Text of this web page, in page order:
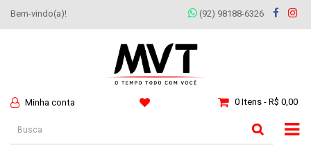
Bem-vindo(a)! (92) 98188-6326
Minha conta 0 Itens - R$ 0,00